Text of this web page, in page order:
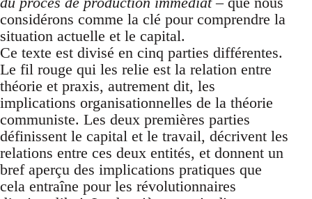
considérons comme la clé pour comprendre la
situation actuelle et le capital.
Ce texte est divisé en cinq parties différentes.
Le fil rouge qui les relie est la relation entre
théorie et praxis, autrement dit, les
implications organisationnelles de la théorie
communiste. Les deux premières parties
définissent le capital et le travail, décrivent les
relations entre ces deux entités, et donnent un
bref aperçu des implications pratiques que
cela entraîne pour les révolutionnaires